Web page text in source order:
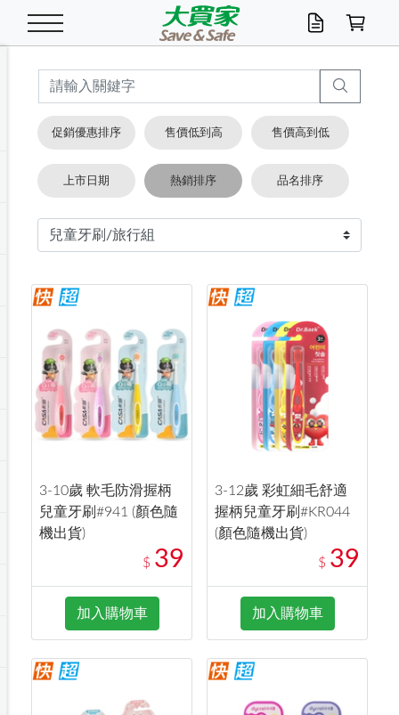
米/五穀/濃湯 米/糙米
五穀/南北貨
湯類/湯塊
油/調味料
食用油
醬油.油膏.蠔油
泡麵 / 麵條
包麵
碗麵/義大利麵
麵條/快煮麵/米粉
魚罐
醬菜/玉米罐
點心罐
休閒零嘴 初一十五拜拜懶
零嘴
堅果/海苔
美味餅乾
餅乾
糕餅/點心
糖果/巧克力
糖果/蜜餞/果凍
巧克力
茶飲料
果汁咖啡
碳酸/礦泉水
機能飲料
箱購飲料
養生保健/常備品 雞精/飲品
機能保健
▶保健品牌推薦
奶粉/穀麥片
奶粉
麥片/玉米片
沖調穀粉/隨手包
特色茶品
綠茶
紅茶
奶茶/花草茶
黑糖桂圓/蜂蜜醋
即溶咖啡
咖啡豆/粉/濾掛
可可/糖/奶精
沐浴乳香皂 沐浴乳
香皂/洗手乳
美髮造型
洗髮/護髮
造型髮品
口腔清潔
牙 刷
牙膏/漱口水
潔顏產品
卸妝/粉刺調理
開架/身體保養
臉部保養
面/眼膜
鍋具/飲水/廚房 鍋具/餐具
保鮮/微波
掃除用具/照明/五金
掃除/清潔用具
洗衣/曬衣用具
電池/延長線
修繕/五金/祭祀
傢飾/收納/衛浴
寢具/家具
收納用品
衛浴/毛巾
寵物食品
寵物清潔/百貨
衛生紙/濕巾 抽取衛生紙/濕巾
廚房紙巾/平版/
箱購免運區
衣物清潔
洗衣精
洗衣粉/皂
漂白水/柔軟精
居家清潔
廚房/餐具清潔
浴廁/水管清潔
居家清潔/除濕芳
衛生棉
成人/嬰兒紙尿褲
箱購免運區
嬰兒尿布
成人紙尿褲
廚房家電 料理鍋具
烤箱/微波/電磁爐
快煮壺/烘碗機
季節家電
除濕/清淨機
風扇/防蚊家電
生活家電
除塵家電
美容家電
電腦周邊
數位週邊
手機/平板周邊
文具/辦公用品 文具用品
辦公文具/收納
玩具/擺設小物
汽機車百貨
機車/腳踏車百貨
汽車百貨
休閒/運動
戶外/休閒用品
健身/按摩/瑜珈
測量/護具/其他
服飾內著
配件
男/女/機能包
冷凍免運 生鮮食品
調理食品
箱購免運
食品免運
清潔用品免運
居家/汽百用品
主題專區
季節活動
店長推薦
這夏不怕熱
促銷優惠排序 售價低到高 售價高到低
上市日期 熱銷排序 品名排序
3-10歲 軟毛防滑握柄
兒童牙刷#941 (顏色隨
機出貨)
$ 39
加入購物車
3-12歲 彩虹細毛舒適
握柄兒童牙刷#KR044
(顏色隨機出貨)
$ 39
加入購物車